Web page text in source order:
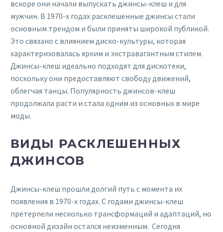
вскоре они начали выпускать джинсы-клеш и для
мужчин. В 1970-х годах расклешенные джинсы стали
основным трендом и были приняты широкой публикой.
Это связано с влиянием диско-культуры, которая
характеризовалась ярким и экстравагантным стилем.
Джинсы-клеш идеально подходят для дискотеки,
поскольку они предоставляют свободу движений,
облегчая танцы. Популярность джинсов-клеш
продолжала расти и стала одним из основных в мире
моды.
ВИДЫ РАСКЛЕШЕННЫХ
ДЖИНСОВ
Джинсы-клеш прошли долгий путь с момента их
появления в 1970-х годах. С годами джинсы-клеш
претерпели несколько трансформаций и адаптаций, но
основной дизайн остался неизменным. Сегодня